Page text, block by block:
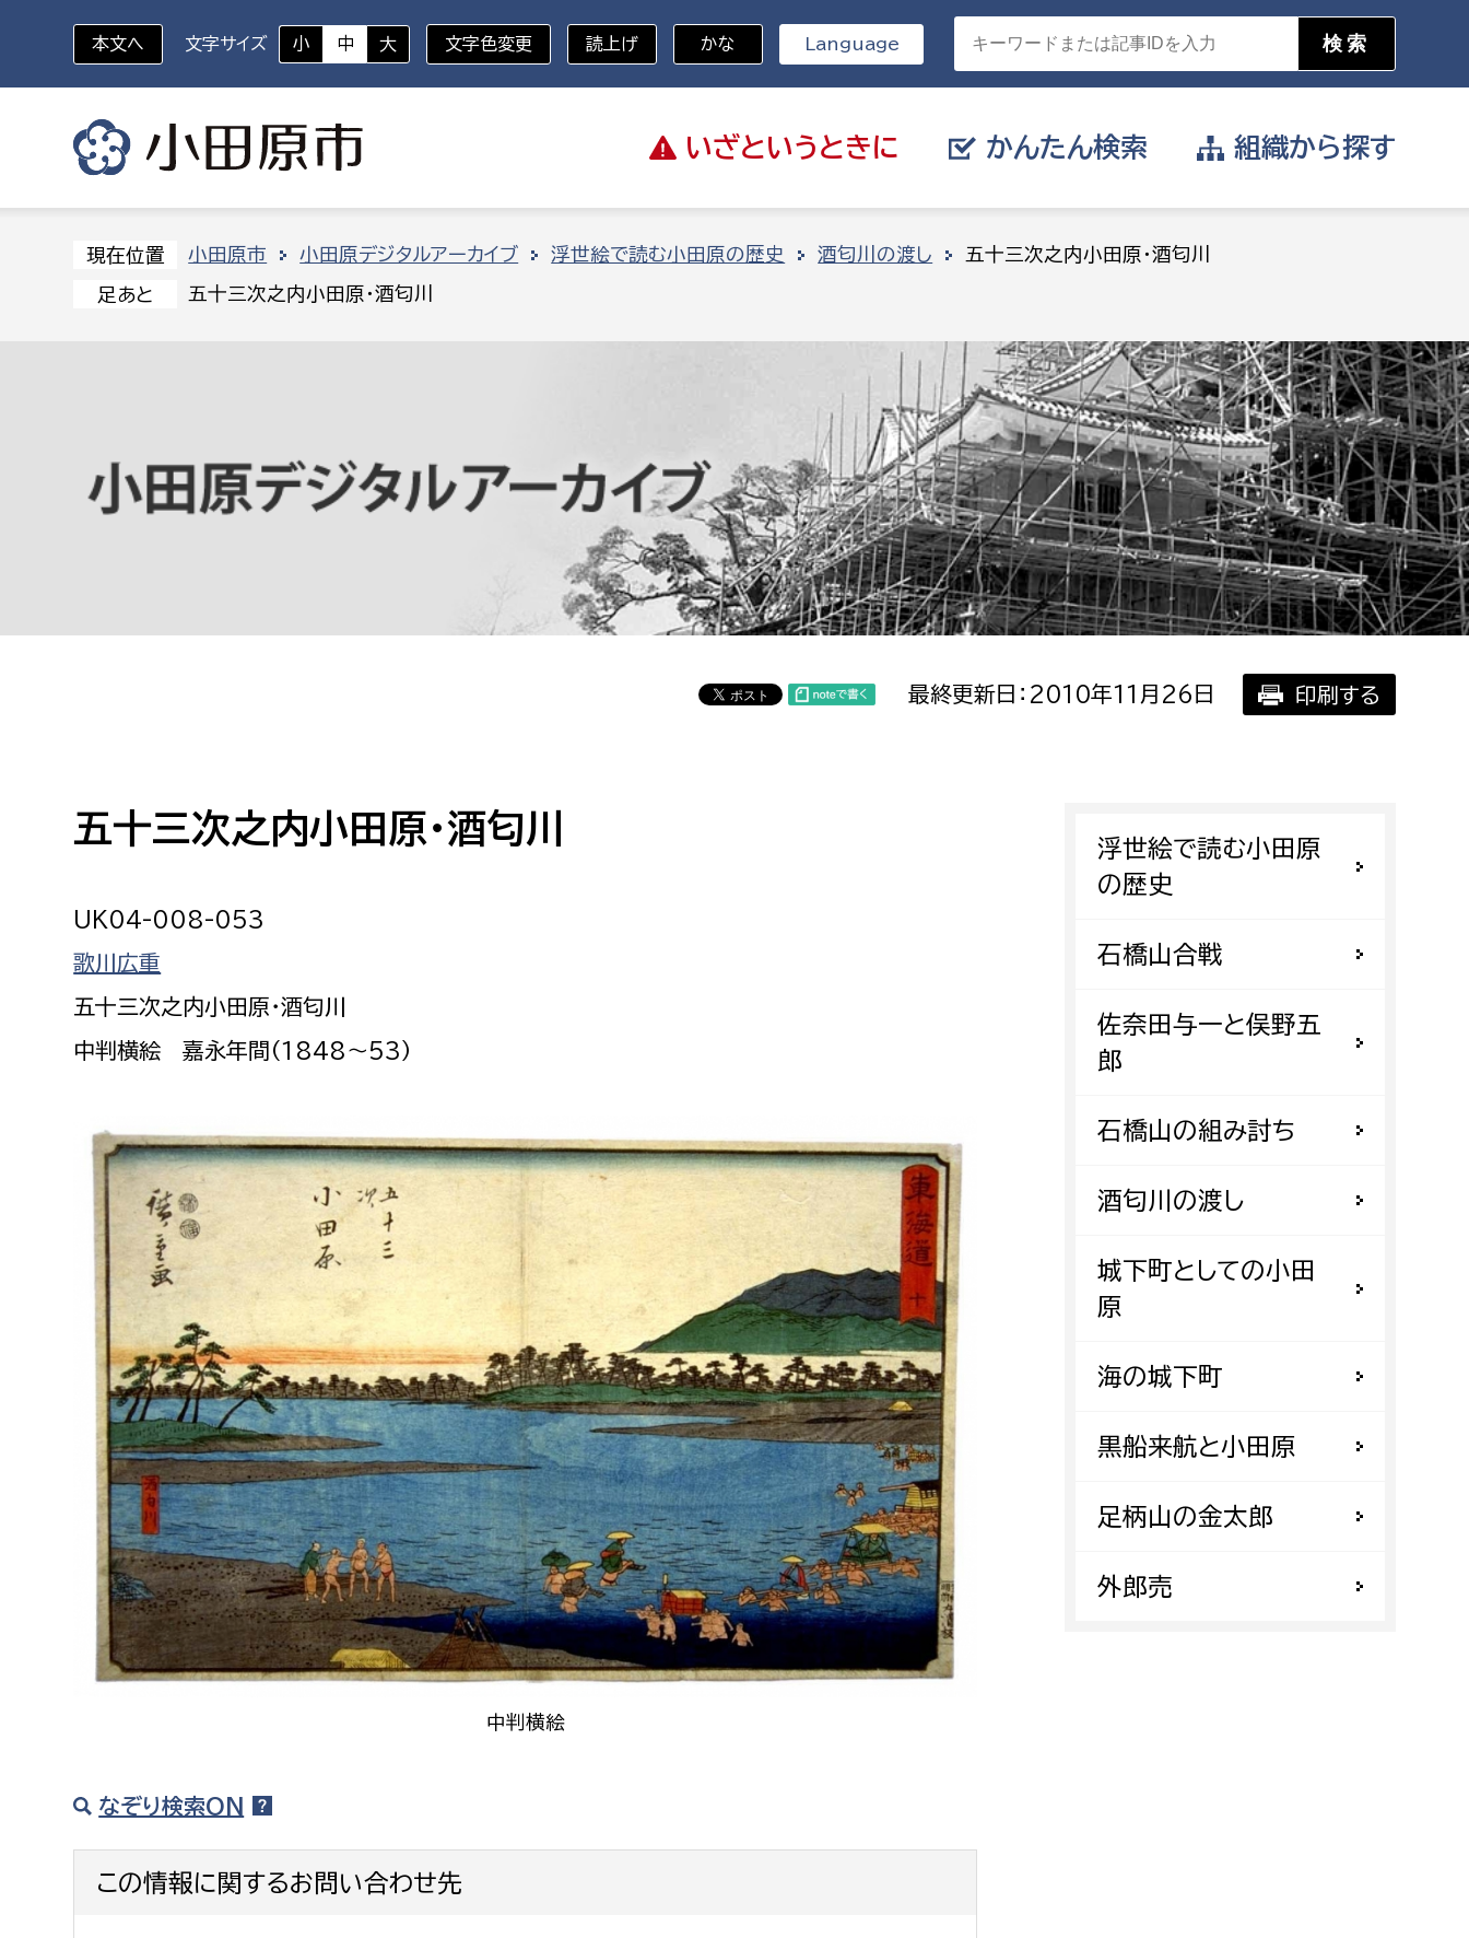
いざと いうときに
いざというときに
防災・ハザードマップ 避難場所 消防
かんたん検索
対象者を選択
高校生・大学生など
妊産婦
傷病者
労働者
ペット
分野を選択
防災・安全
福祉・健康
環境・エネルギー
病院
市議会
目的を選択
届け出や申請をしたい
証明書がほしい
相談をしたい
支払いをしたい
働きたい
遊びたい
イベント・講座などに参加したい
まちづくりに関わりたい
組織から探す
組織から探す
部に属さない室 企画部
デジタル推進課
財産管理課
契約検査課
市税総務課
市民税課
資産税課
事業課
戸籍住民課
文化政策課
環境政策課
福祉政策課
生活援護課
保険課
健康づくり課
都市部
都市計画課
建築指導課
建設政策課
国県事業推進課
土木管理課
道水路整備課
みどり公園課
建築課
会計管理者
出納室
市立総合医療センター
患者サポートセンター
病院管理局：経営管理課
病院管理局：施設用度課
病院管理局：医事課
警防計画課
情報司令課
警防第1課
警防第2課
上下水道局
経営総務課
下水道整備課
教育部
教育総務課
保健給食課
選挙管理委員会事務局
選挙管理委員会事務局
農業委員会事務局 議会局
本文へ 文字サイズ 小 中 大 文字色変更 読上げ かな Language
現在位置 小田原市 小田原デジタルアーカイブ 浮世絵で読む小田原の歴史 酒匂川の渡し 五十三次之内小田原・酒匂川
足あと 五十三次之内小田原・酒匂川
最終更新日：2010年11月26日 印刷する
五十三次之内小田原・酒匂川
UK04-008-053
歌川広重
五十三次之内小田原・酒匂川
中判横絵 嘉永年間（1848〜53）
中判横絵
なぞり検索ON
この情報に関するお問い合わせ先
浮世絵で読む小田原
の歴史
石橋山合戦
佐奈田与一と俣野五
郎
石橋山の組み討ち
酒匂川の渡し
城下町としての小田
原
海の城下町
黒船来航と小田原
足柄山の金太郎
外郎売